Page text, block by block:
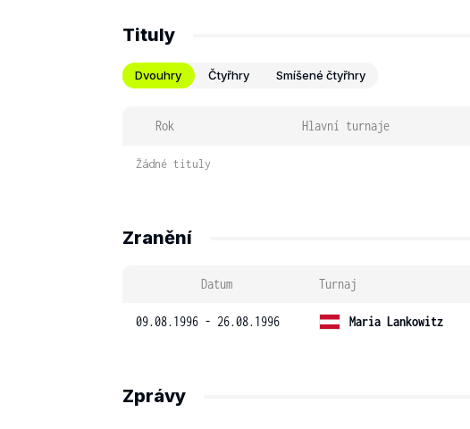
Tituly
Dvouhry Čtyřhry Smíšené čtyřhry
Rok Hlavní turnaje
Žádné tituly
Zranění
Datum Turnaj
09.08.1996 - 26.08.1996 Maria Lankowitz
Zprávy